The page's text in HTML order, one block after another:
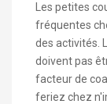
Les petites
fréquentes
des activités.
doivent pas
facteur de
feriez chez